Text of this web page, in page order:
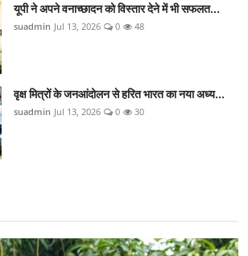
यूपी ने अपने वनाच्छादन को विस्तार देने में भी सफलत...
suadmin Jul 13, 2026 0 48
वृक्ष मित्रों के जनआंदोलन से हरित भारत का नया अध्य...
suadmin Jul 13, 2026 0 30